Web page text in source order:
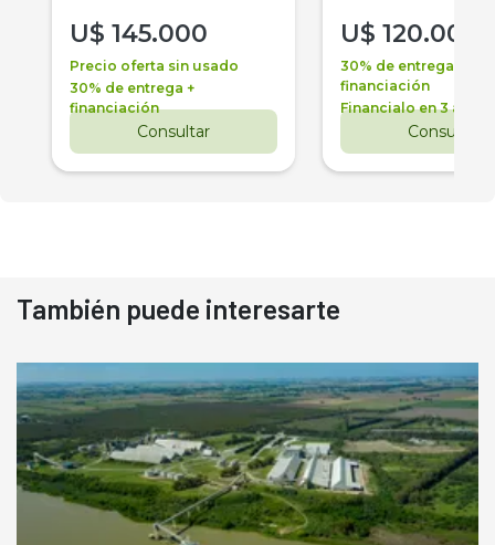
U$ 145.000
Precio oferta sin usado
30% de entrega +
financiación
Consultar
U$ 120.000
30% de entrega +
financiación
Financialo en 3 años
Consultar
También puede interesarte